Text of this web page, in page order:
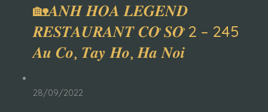
🏡𝑨𝑵𝑯 𝑯𝑶𝑨 𝑳𝑬𝑮𝑬𝑵𝑫
𝑹𝑬𝑺𝑻𝑨𝑼𝑹𝑨𝑵𝑻 𝑪𝑶̛ 𝑺𝑶̛̉ 2 – 245
𝑨𝒖 𝑪𝒐, 𝑻𝒂𝒚 𝑯𝒐, 𝑯𝒂 𝑵𝒐𝒊
28/09/2022